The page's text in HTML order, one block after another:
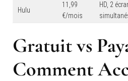
Hulu
11,99
€/mois
HD, 2
Gratuit vs
Comment